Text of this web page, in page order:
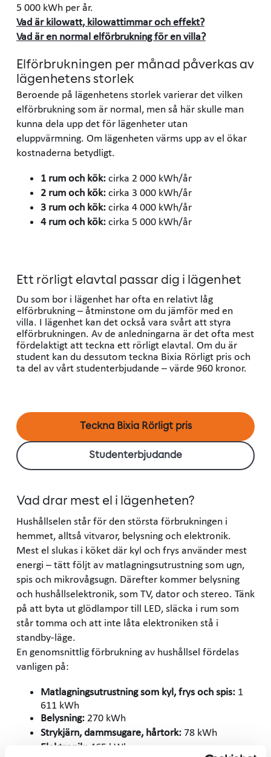
5 000 kWh per år.
Vad är kilowatt, kilowattimmar och effekt?
Vad är en normal elförbrukning för en villa?
Elförbrukningen per månad påverkas av
lägenhetens storlek
Beroende på lägenhetens storlek varierar det vilken
elförbrukning som är normal, men så här skulle man
kunna dela upp det för lägenheter utan
eluppvärmning. Om lägenheten värms upp av el ökar
kostnaderna betydligt.
1 rum och kök: cirka 2 000 kWh/år
2 rum och kök: cirka 3 000 kWh/år
3 rum och kök: cirka 4 000 kWh/år
4 rum och kök: cirka 5 000 kWh/år
Ett rörligt elavtal passar dig i lägenhet
Du som bor i lägenhet har ofta en relativt låg
elförbrukning – åtminstone om du jämför med en
villa. I lägenhet kan det också vara svårt att styra
elförbrukningen. Av de anledningarna är det ofta mest
fördelaktigt att teckna ett rörligt elavtal. Om du är
student kan du dessutom teckna Bixia Rörligt pris och
ta del av vårt studenterbjudande – värde 960 kronor.
Teckna Bixia Rörligt pris
Studenterbjudande
Vad drar mest el i lägenheten?
Hushållselen står för den största förbrukningen i
hemmet, alltså vitvaror, belysning och elektronik.
Mest el slukas i köket där kyl och frys använder mest
energi – tätt följt av matlagningsutrustning som ugn,
spis och mikrovågsugn. Därefter kommer belysning
och hushållselektronik, som TV, dator och stereo. Tänk
på att byta ut glödlampor till LED, släcka i rum som
står tomma och att inte låta elektroniken stå i
standby-läge.
En genomsnittlig förbrukning av hushållsel fördelas
vanligen på:
Matlagningsutrustning som kyl, frys och spis: 1
611 kWh
Belysning: 270 kWh
Strykjärn, dammsugare, hårtork: 78 kWh
Elektronik: 465 kWh